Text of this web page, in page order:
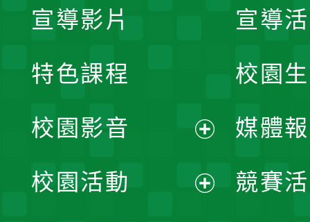
宣導
校園
媒體
競賽
宣導影片
特色課程
校園影音
開
校園活動